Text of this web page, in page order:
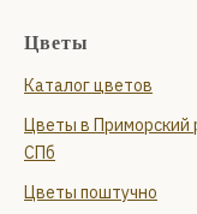
Цветы
Каталог цветов
Цветы в Приморский
СПб
Цветы поштучно